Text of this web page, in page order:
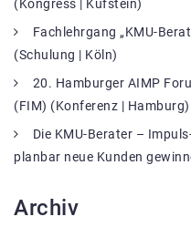
(Kongress | Kufstein)
Fachlehrgang „KMU-
(Schulung | Köln)
20. Hamburger AIMP
(FIM) (Konferenz | Hamburg)
Die KMU-Berater –
planbar neue Kunden
Archiv